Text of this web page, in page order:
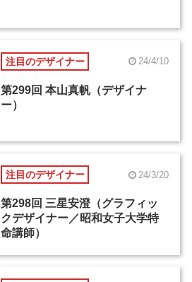
注目のデザイナー 24/4/10
第299回 本山真帆（デザイナ
ー）
注目のデザイナー 24/3/20
第298回 三星安澄（グラフィッ
クデザイナー／昭和女子大学特
命講師）